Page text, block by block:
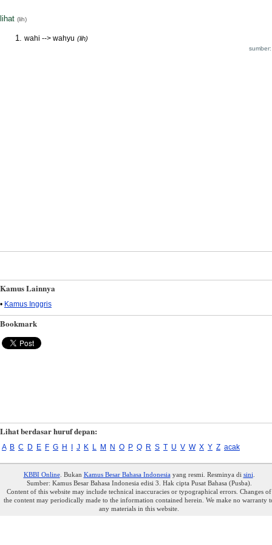
lihat (lih)
wahi --> wahyu (lih)
Kamus Lainnya
• Kamus Inggris
Bookmark
Lihat berdasar huruf depan:
A B C D E F G H I J K L M N O P Q R S T U V W X Y Z acak
KBBI Online. Bukan Kamus Besar Bahasa Indonesiayang resmi. Resminya di sini
Sumber: Kamus Besar Bahasa Indonesia edisi 3. Hak cipta Pusat Bahasa (Pusba).
Content of this website may include technical inaccuracies or typographical errors. Changes of
the content may periodically made to the information contained herein. We make no warranty
any materials in this website.